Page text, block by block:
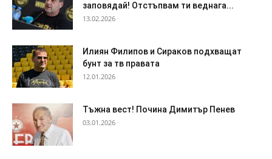
заповядай! Отстъпвам ти веднага...
13.02.2026
Илиян Филипов и Сираков подхващат
бунт за тв правата
12.01.2026
Тъжна вест! Почина Димитър Пенев
03.01.2026